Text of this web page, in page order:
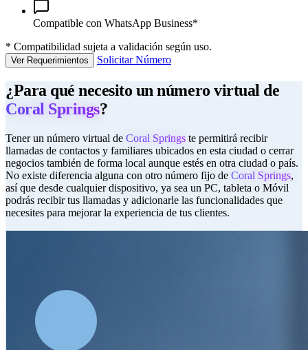
Compatible con WhatsApp Business*
* Compatibilidad sujeta a validación según uso.
Ver Requerimientos Solicitar Número
¿Para qué necesito un número virtual de
Coral Springs?
Tener un número virtual de Coral Springs te permitirá recibir
llamadas de contactos y familiares ubicados en esta ciudad o cerrar
negocios también de forma local aunque estés en otra ciudad o país.
No existe diferencia alguna con otro número fijo de Coral Springs,
así que desde cualquier dispositivo, ya sea un PC, tableta o Móvil
podrás recibir tus llamadas y adicionarle las funcionalidades que
necesites para mejorar la experiencia de tus clientes.